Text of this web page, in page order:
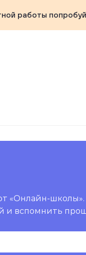
работы
«Онлайн-
и вспомнить